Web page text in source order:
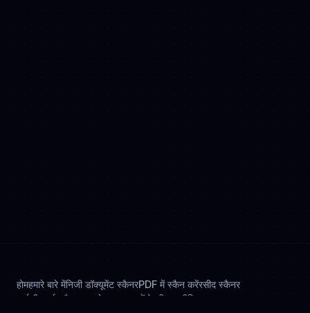
होमहमारे बारे मेंनिजी डॉक्यूमेंट स्कैनरPDF में स्कैन करेंरसीद स्कैनर
आईडी कार्ड स्कैनर
दस्तावेज़ साइन करें गोपनीयता नीति